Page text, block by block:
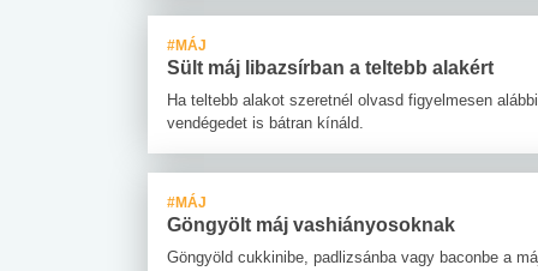
#MÁJ
Sült máj libazsírban a teltebb alakért
Ha teltebb alakot szeretnél olvasd figyelmesen
vendégedet is bátran kínáld.
#MÁJ
Göngyölt máj vashiányosoknak
Göngyöld cukkinibe, padlizsánba vagy baconbe a